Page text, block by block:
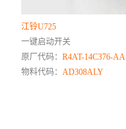
江铃U725
一键启动开关
原厂代码：R4AT-14C376-AA
物料代码：AD308ALY